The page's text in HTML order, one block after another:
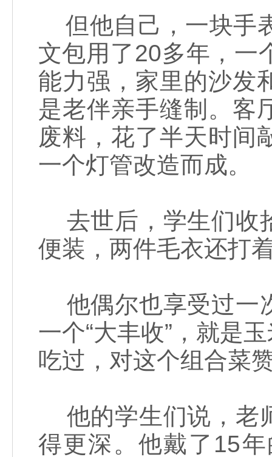
但他自己，一块手
文包用了20多年，一
能力强，家里的沙发
是老伴亲手缝制。客
废料，花了半天时间
一个灯管改造而成。
去世后，学生们收
便装，两件毛衣还打
他偶尔也享受过一
一个“大丰收”，就是
吃过，对这个组合菜
他的学生们说，老
得更深。他戴了15